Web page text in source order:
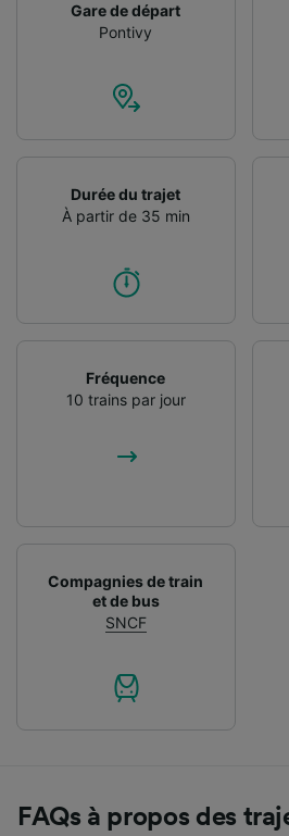
Gare de départ
Pontivy
Durée du trajet
À partir de 35 min
Fréquence
10 trains par jour
Compagnies de train
et de bus
SNCF
FAQs à propos des
Liste de nos partenaires